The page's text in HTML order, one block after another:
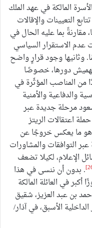
المالكة في عهد الملك
التعيينات والإقالات
مقارنةً بما عليه الحال في
عدم الاستقرار السياسي
وثانيها وجود قرارٍ واضح
دورها، خصوصًا
من المناصب المؤثّرة في
والدفاعية والأمنية
مرحلة جديدة عبر
اعتقالات الريتز
في نوفمبر/تشرين الثاني 2017، وهو ما يعكس خروجًا عن
التوافقات والمشاورات
الإعلام، لكيلا تضعف
. بدون أن ننسى في هذا
في العائلة المالكة
بن عبد العزيز، شقيق
الأسبق، في آذار/